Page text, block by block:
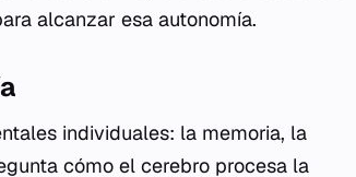
alcanzar esa autonomía.
individuales: la memoria, la
cómo el cerebro procesa la